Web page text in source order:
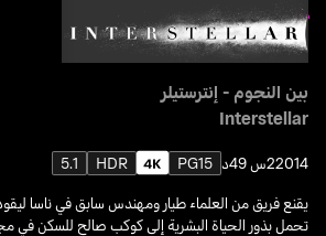
بين النجوم - إنترستيلر
Interstellar
20142س 49د PG15
HDR
5.1
يقنع فريق من العلماء طيار ومهندس سابق في ناسا
تحمل بذور الحياة البشرية إلى كوكب صالح للسكن في